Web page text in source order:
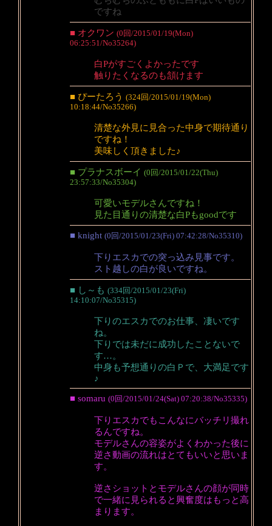
ですね
■ オクワン (0回/2015/01/19(Mon)
06:25:51/No35264)
白Pがすごくよかったです
触りたくなるのも頷けます
■ ぴーたろう (324回/2015/01/19(Mon)
10:18:44/No35266)
清楚な外見に見合った中身で期待通り
ですね！
美味しく頂きました♪
■ プラナスボーイ (0回/2015/01/22(Thu)
23:57:33/No35304)
可愛いモデルさんですね！
見た目通りの清楚な白Pもgoodです
■ knight (0回/2015/01/23(Fri) 07:42:28/No35310)
下りエスカでの突っ込み見事です。
スト越しの白が良いですね。
■ し～も (334回/2015/01/23(Fri)
14:10:07/No35315)
下りのエスカでのお仕事、凄いです
ね。
下りでは未だに成功したことないで
す…。
中身も予想通りの白Ｐで、大満足です
♪
■ somaru (0回/2015/01/24(Sat) 07:20:38/No35335)
下りエスカでもこんなにバッチリ撮れ
るんですね。
モデルさんの容姿がよくわかった後に
逆さ動画の流れはとてもいいと思いま
す。
逆さショットとモデルさんの顔が同時
で一緒に見られると興奮度はもっと高
まります。